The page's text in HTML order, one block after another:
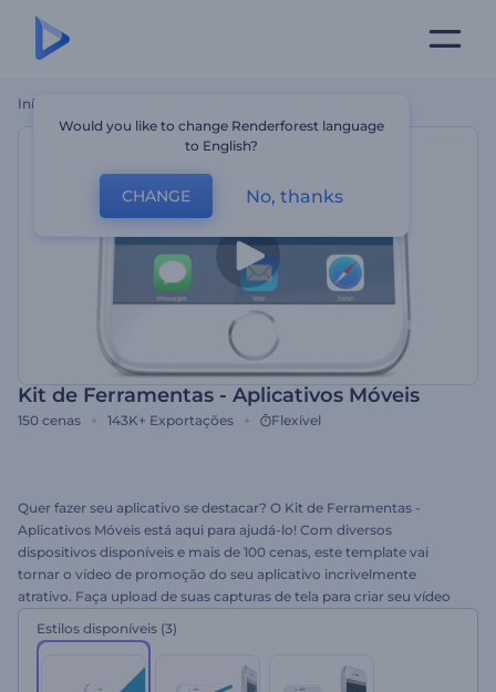
Início
Kit de Ferramentas - Aplicativos Móveis
150 cenas 143K+ Exportações Flexível
Quer fazer seu aplicativo se destacar? O Kit de Ferramentas -
Aplicativos Móveis está aqui para ajudá-lo! Com diversos
dispositivos disponíveis e mais de 100 cenas, este template vai
tornar o vídeo de promoção do seu aplicativo incrivelmente
atrativo. Faça upload de suas capturas de tela para criar seu vídeo
completar a cena e obter um resultado de alta qualidade em
poucos minutos. Experimente agora mesmo de graça!
Estilos disponíveis (3)
Would you like to change Renderforest language
to English?
CHANGE No, thanks